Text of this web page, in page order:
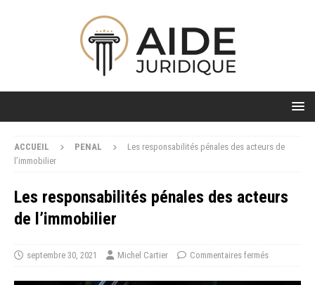
ACCUEIL PENAL
Les responsabilités pénales des acteurs de
l’immobilier
Les responsabilités pénales des acteurs
de l’immobilier
septembre 30, 2021 Michel Cartier Commentaires fermés